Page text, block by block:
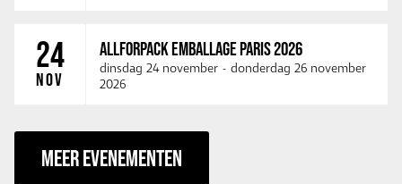
24
NOV
ALLFORPACK EMBALLAGE PARIS 2026
dinsdag 24 november - donderdag 26 november
2026
MEER EVENEMENTEN